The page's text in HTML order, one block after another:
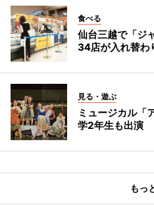
食べる
仙台三越で「ジ
34店が入れ替わ
見る・遊ぶ
ミュージカル
学2年生も出演
もっ